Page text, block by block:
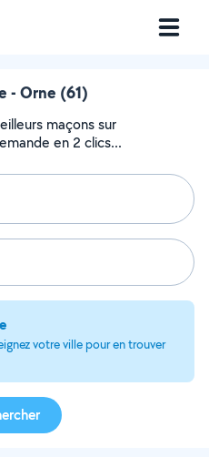
- Orne (61)
maçons sur
en 2 clics...
votre ville pour en trouver